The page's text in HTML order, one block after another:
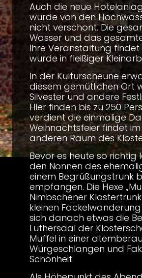
Auch die neue
wurde von den
nicht verschont. Die
Wasser und das
Ihre Veranstaltung findet
wurde in fleißiger
In der Kulturscheune
diesem gemütlichen Ort
Silvester und andere
Hier finden bis zu 250
verdient die einmalige
Weihnachtsfeier findet
anderen Raum des
Bevor es heute so richtig
den Nonnen des
einem Begrüßungstrunk
empfangen. Die Hexe
Nimbschener
kleinen
sich danach etwas die
Luthersaal der
Muffel in einer
Würgeschlangen und
Schönheit.